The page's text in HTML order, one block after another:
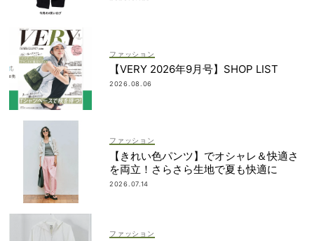
ファッション
【VERY 2026年9月号】SHOP LIST
2026.08.06
ファッション
【きれい色パンツ】でオシャレ＆快適さ
を両立！さらさら生地で夏も快適に
2026.07.14
ファッション